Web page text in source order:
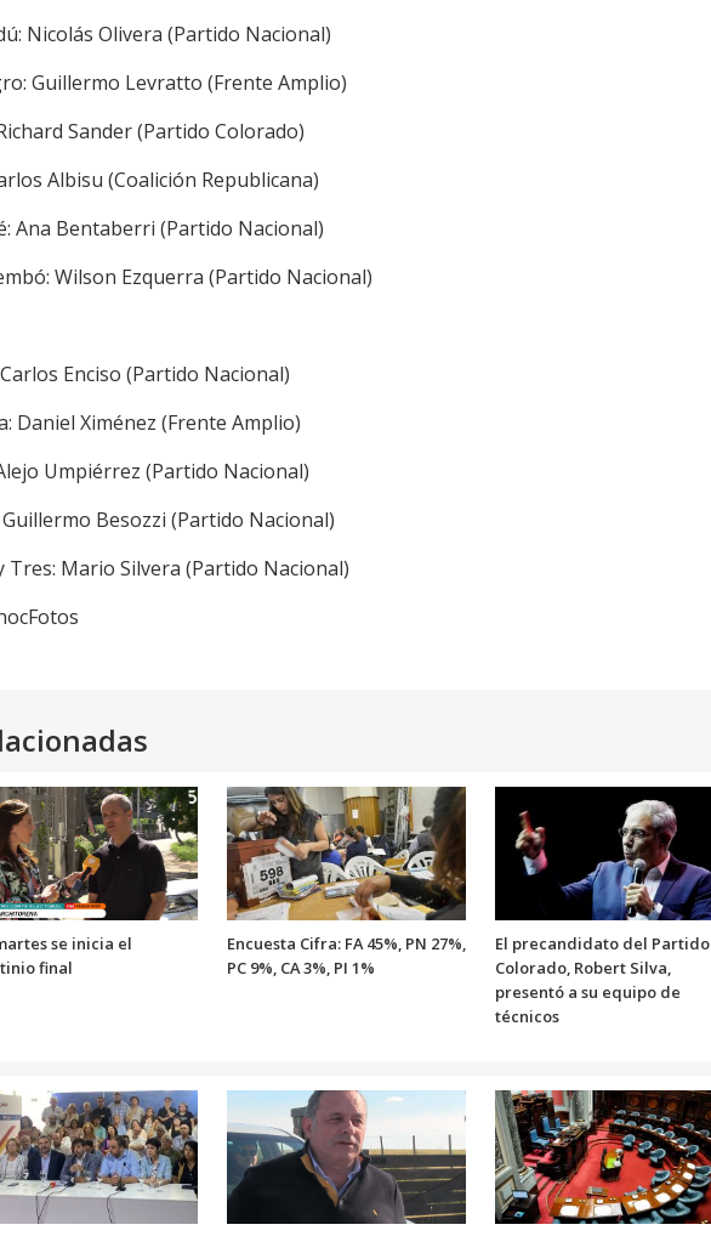
Nicolás Olivera (Partido Nacional)
Guillermo Levratto (Frente Amplio)
Sander (Partido Colorado)
Albisu (Coalición Republicana)
Ana Bentaberri (Partido Nacional)
Wilson Ezquerra (Partido Nacional)
Enciso (Partido Nacional)
Daniel Ximénez (Frente Amplio)
Umpiérrez (Partido Nacional)
Besozzi (Partido Nacional)
Tres: Mario Silvera (Partido Nacional)
se inicia el
final
Encuesta Cifra: FA 45%, PN 27%,
PC 9%, CA 3%, PI 1%
El precandidato del Partido
Colorado, Robert Silva,
presentó a su equipo de
técnicos